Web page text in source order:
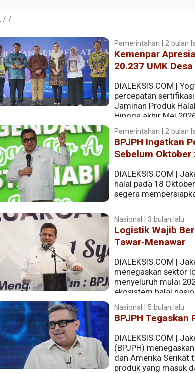
/ /
Pemerintahan | 2 bulan
Kemenpar
20.237 UMK
DIALEKSIS.COM |
percepatan
Jaminan Produk
Hingga akhir Mei
20.237 pelaku usaha mikro dan kecil (UMK) yang
Pemerintahan | 2 bulan
BPJPH Ingatkan
Sebelum Oktober
DIALEKSIS.COM |
halal pada 18
segera
Nasional | 3 bulan lalu
Logistik Wajib
Tawar-Menawar
DIALEKSIS.COM |
menegaskan sektor
menyeluruh mulai
ekosistem halal
Nasional | 5 bulan lalu
BPJPH Tegaskan
DIALEKSIS.COM |
(BPJPH)
dan Amerika Serikat
produk yang masuk